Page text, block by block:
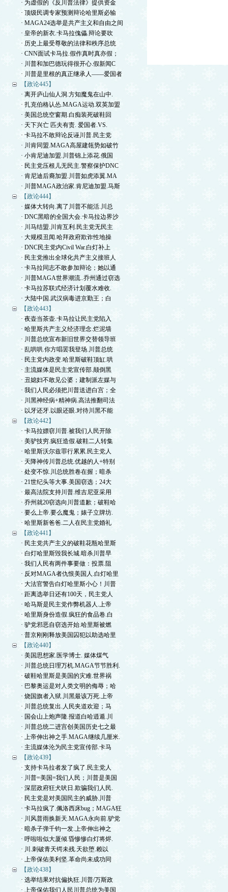
· 为虚假的《反川普法律》提供资金
· 顶级民调专家预测辩论哈里斯必输
· MAGA24选举是共产主义和自由之间
· 皇帝的新衣.卡马拉傀儡.辩论要吹
· 历史上最受尊敬的法律和秩序总统
· CNN面试卡马拉.假作真时真亦假；
· 川普和加巴德玩得很开心.假新闻C
· 川普是里根的真正继承人——爱国者
【政论445】
· 离开庐山仙人洞.方知魔鬼在山中.
· 扎克伯格认怂.MAGA运动.双英加盟
· 美国总统空窗期.白痴装死破鞋回
· 天下兴亡 匹夫有责. 爱国者.VS.
· 卡马拉不敢辩论反诬川普.民主党
· 川肯同盟.MAGA高屋建瓴势如破竹
· 小肯尼迪加盟.川普锦上添花.俄国
· 民主党压根儿无民主.警察保护DNC
· 肯尼迪后裔加盟.川普如虎添翼.MA
· 川普MAGA政治家.肯尼迪加盟.马斯
【政论444】
· 媒体大转向.离了川普不能活.川总
· DNC黑暗的全国大会.卡马拉边界沙
· 川马结盟.川肯互利.民主党无民主
· 大规模丑闻.哈拜政府欺诈性地操
· DNC民主党内Civil War.白灯补上
· 民主党推出全球化共产主义接班人
· 卡马拉同志不敢参加辩论；她以通
· 川普MAGA世界潮流..乔州通过窃选
· 卡马拉苏联式经济计划覆水难收.
· 大陆中国.武汉病毒进京勤王；白
【政论443】
· 夜壶当茶壶.卡马拉让民主党陷入
· 哈里斯共产主义经济理念.烂泥墙
· 川普总统宣布新旧世界交替领导班
· 乱哄哄.你方唱罢我登场.川普总统
· 民主党内政变.哈里斯破鞋顶缸.哄
· 主流媒体是民主党宣传部.颠倒黑
· 丑媳妇不敢见公婆；建制派左媒与
· 我们人民必须把川普送进白宫；全
· 川黑神经病+精神病.高法推翻司法
· 以牙还牙.以眼还眼.对待川黑不能
【政论442】
· 卡马拉嫖窃川普.被我们人民开除
· 美驴技穷.疯狂造假.破鞋二人转集
· 哈里斯沃尔兹罪行累累.民主党人
· 天降神传川普总统.优越的人+特别
· 处变不惊.川总统胜卷在握；暗杀
· 21世纪头等大事.美国窃选；24大
· 最高法院支持川普.维吉尼亚采用
· 乔州就20窃选向川普道歉；破鞋哈
· 要么上帝.要么魔鬼；婊子立牌坊.
· 哈里斯新爸爸.二人在民主党婚礼
【政论441】
· 民主党共产主义的破鞋花瓶哈里斯
· 白灯哈里斯毁我长城.暗杀川普早
· 我们人民有两件事要做：投票.阻
· 反对MAGA者仇恨美国人.白灯哈里
· 大法官警告白灯哈里斯小心！川普
· 距离选举日还有100天，民主党人
· 哈马斯是民主党作弊机器人.上帝
· 哈里斯身份造假.疯狂的食品卷.白
· 驴党邪恶自窃选开始.哈里斯被燃
· 普京刚刚释放美国囚犯以助选哈里
【政论440】
· 美国思想家.医学博士. 媒体煤气
· 川普总统日理万机.MAGA节节胜利.
· 破鞋哈里斯是美国的灾难.世界祸
· 巴黎奥运是对人类文明的侮辱；哈
· 烧国旗者入狱.川黑最该万死.上帝
· 川普总统复出.人民夹道欢迎；马
· 国会山上炮声隆.报道白哈逍遁.川
· 川普总统二进宫创美国历史七之最
· 上帝伸出神之手.MAGA继续几厘米.
· 主流媒体沦为民主党宣传部.卡马
【政论439】
· 支持卡马拉者发了疯了.民主党人
· 川普=美国=我们人民；川普是美国
· 深层政府狂犬吠日.欺骗我们人民.
· 民主党是对美国民主的威胁.川普
· 卡马拉疯了.佩洛西床bug；MAGA狂
· 川风普雨换新天.MAGA永向前.驴党
· 暗杀子弹千钧一发.上帝伸出神之
· 呼啦啦似大厦倾.昏惨惨白灯将烬.
· 川.刺破青天锷未残.天欲堕.赖以
· 上帝保佑美利坚.革命尚未成功同
【政论438】
· 选举结果对抗偏执狂.川普/万斯政
· 上帝保佑我们人民川普总统为美国